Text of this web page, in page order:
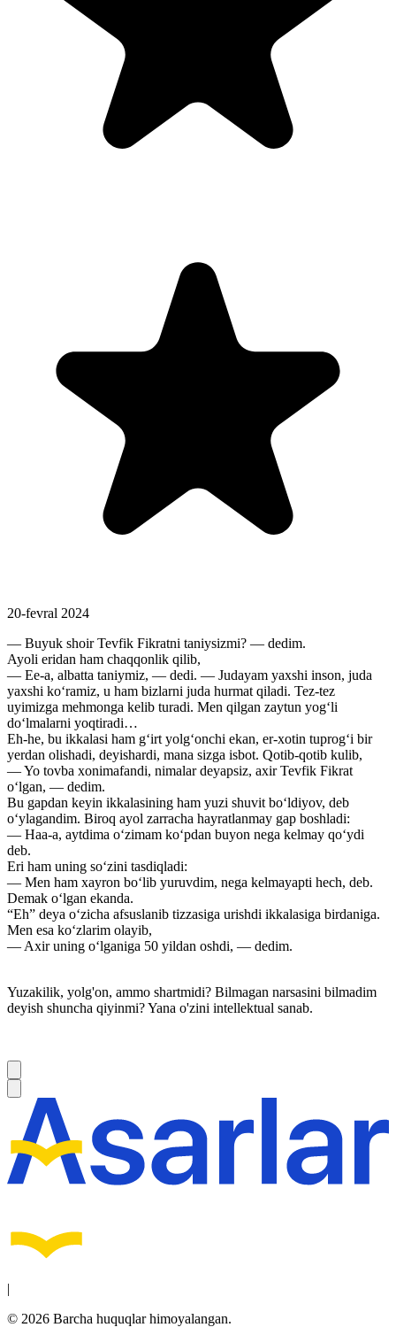
20-fevral 2024
— Buyuk shoir Tevfik Fikratni taniysizmi? — dedim.
Ayoli eridan ham chaqqonlik qilib,
— Ee-a, albatta taniymiz, — dedi. — Judayam yaxshi inson, juda
yaxshi ko‘ramiz, u ham bizlarni juda hurmat qiladi. Tez-tez
uyimizga mehmonga kelib turadi. Men qilgan zaytun yog‘li
do‘lmalarni yoqtiradi…
Eh-he, bu ikkalasi ham g‘irt yolg‘onchi ekan, er-xotin tuprog‘i bir
yerdan olishadi, deyishardi, mana sizga isbot. Qotib-qotib kulib,
— Yo tovba xonimafandi, nimalar deyapsiz, axir Tevfik Fikrat
o‘lgan, — dedim.
Bu gapdan keyin ikkalasining ham yuzi shuvit bo‘ldiyov, deb
o‘ylagandim. Biroq ayol zarracha hayratlanmay gap boshladi:
— Haa-a, aytdima o‘zimam ko‘pdan buyon nega kelmay qo‘ydi
deb.
Eri ham uning so‘zini tasdiqladi:
— Men ham xayron bo‘lib yuruvdim, nega kelmayapti hech, deb.
Demak o‘lgan ekanda.
“Eh” deya o‘zicha afsuslanib tizzasiga urishdi ikkalasiga birdaniga.
Men esa ko‘zlarim olayib,
— Axir uning o‘lganiga 50 yildan oshdi, — dedim.
Yuzakilik, yolg'on, ammo shartmidi? Bilmagan narsasini bilmadim
deyish shuncha qiyinmi? Yana o'zini intellektual sanab.
|
© 2026 Barcha huquqlar himoyalangan.